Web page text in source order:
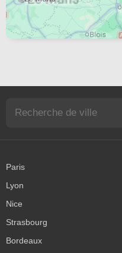
Paris
Lyon
Nice
Strasbourg
Bordeaux